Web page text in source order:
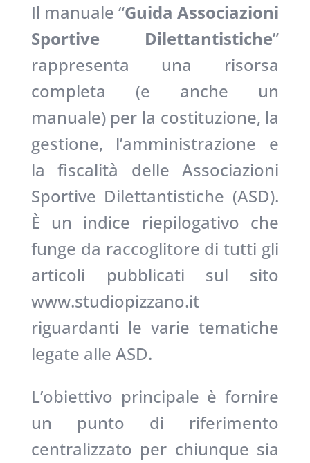
Il manuale “Guida Associazioni
Sportive Dilettantistiche”
rappresenta una risorsa
completa (e anche un
manuale) per la costituzione, la
gestione, l’amministrazione e
la fiscalità delle Associazioni
Sportive Dilettantistiche (ASD).
È un indice riepilogativo che
funge da raccoglitore di tutti gli
articoli pubblicati sul sito
www.studiopizzano.it
riguardanti le varie tematiche
legate alle ASD.
L’obiettivo principale è fornire
un punto di riferimento
centralizzato per chiunque sia